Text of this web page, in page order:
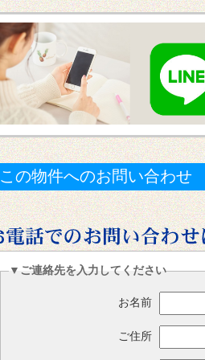
この物件へのお問い合わせ
▼ご連絡先を入力してください
お名前
ご住所